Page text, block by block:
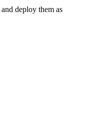
and deploy them as